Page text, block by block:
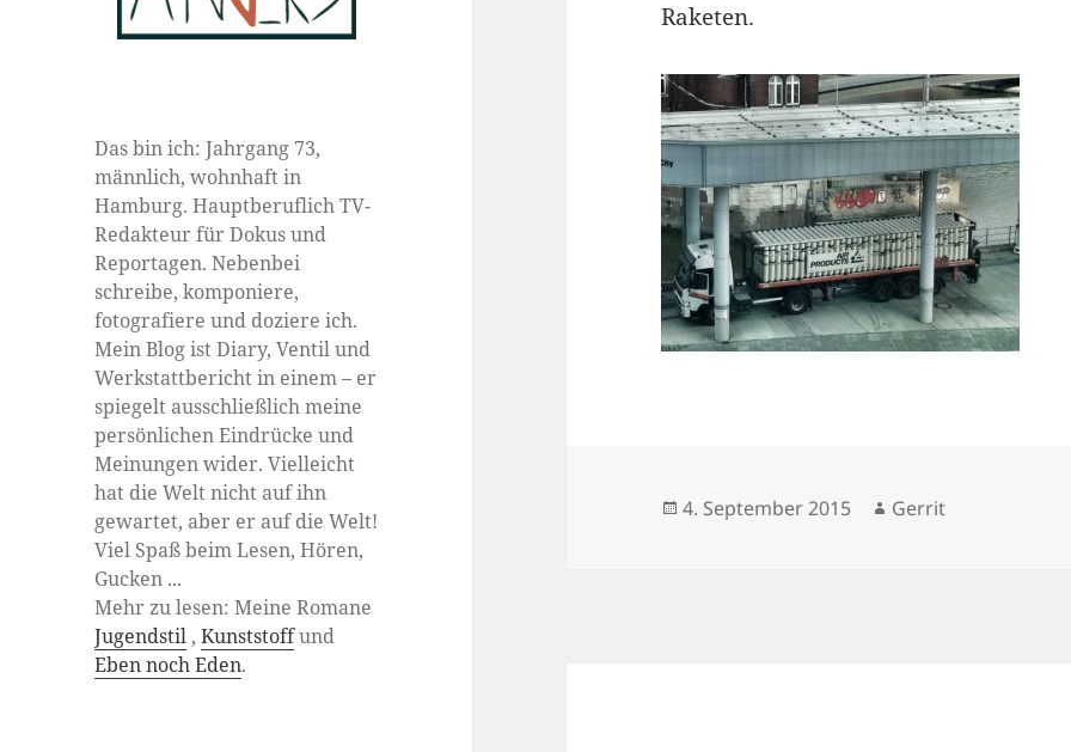
Das bin ich: Jahrgang 73,
männlich, wohnhaft in
Hamburg. Hauptberuflich TV-
Redakteur für Dokus und
Reportagen. Nebenbei
schreibe, komponiere,
fotografiere und doziere ich.
Mein Blog ist Diary, Ventil und
Werkstattbericht in einem – er
spiegelt ausschließlich meine
persönlichen Eindrücke und
Meinungen wider. Vielleicht
hat die Welt nicht auf ihn
gewartet, aber er auf die Welt!
Viel Spaß beim Lesen, Hören,
Gucken ...
Mehr zu lesen: Meine Romane
Jugendstil ,Kunststoffund
Eben noch Eden.
Raketen.
Veröffentlicht
4. September 2015 Autor
Gerrit